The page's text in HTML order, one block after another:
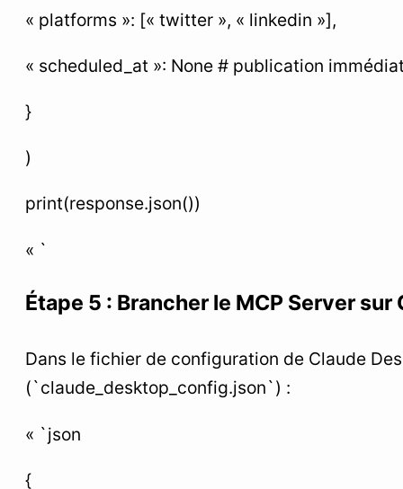
« platforms »: [« twitter », « linkedin »],
« scheduled_at »: None # publication
}
)
print(response.json())
« `
Étape 5 : Brancher le MCP Server
Dans le fichier de configuration de Claude
(`claude_desktop_config.json`) :
« `json
{